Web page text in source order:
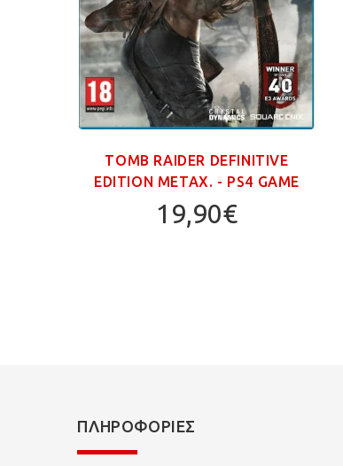
TOMB RAIDER DEFINITIVE
EDITION ΜΕΤΑΧ. - PS4 GAME
19,90€
ΠΛΗΡΟΦΟΡΊΕΣ